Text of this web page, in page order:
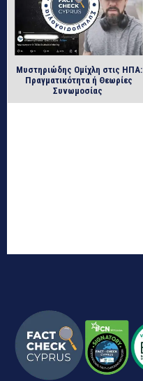
Μυστηριώδης Ομίχλη στις ΗΠΑ:
Πραγματικότητα ή Θεωρίες
Συνωμοσίας